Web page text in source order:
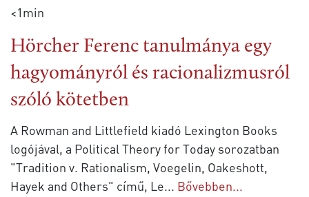
<1min
Hörcher Ferenc tanulmánya egy
hagyományról és racionalizmusról
szóló kötetben
A Rowman and Littlefield kiadó Lexington Books
logójával, a Political Theory for Today sorozatban
"Tradition v. Rationalism, Voegelin, Oakeshott,
Hayek and Others" című, Le... Bővebben...